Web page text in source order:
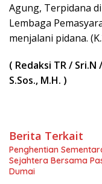
Agung, Terpidana
Lembaga
menjalani pidana.
( Redaksi TR /
S.Sos., M.H. )
Berita Terkait
Penghentian
Sejahtera Bersama
Dumai